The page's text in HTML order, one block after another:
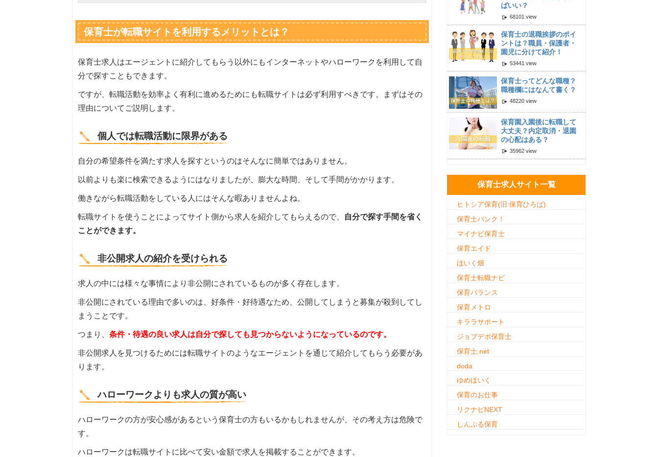
保育士が転職サイトを利用するメリットとは？
保育士求人はエージェントに紹介してもらう以外にもインターネットやハローワークを利用して自
分で探すこともできます。
ですが、転職活動を効率よく有利に進めるためにも転職サイトは必ず利用すべきです。まずはその
理由についてご説明します。
個人では転職活動に限界がある
自分の希望条件を満たす求人を探すというのはそんなに簡単ではありません。
以前よりも楽に検索できるようにはなりましたが、膨大な時間、そして手間がかかります。
働きながら転職活動をしている人にはそんな暇ありませんよね。
転職サイトを使うことによってサイト側から求人を紹介してもらえるので、
自分で探す手間を省く
ことができます。
非公開求人の紹介を受けられる
求人の中には様々な事情により非公開にされているものが多く存在します。
非公開にされている理由で多いのは、好条件・好待遇なため、公開してしまうと募集が殺到してし
まうことです。
つまり、 条件・待遇の良い求人は自分で探しても見つからないようになっているのです。
非公開求人を見つけるためには転職サイトのようなエージェントを通じて紹介してもらう必要があ
ります。
ハローワークよりも求人の質が高い
ハローワークの方が安心感があるという保育士の方もいるかもしれませんが、その考え方は危険で
す。
ハローワークは転職サイトに比べて安い金額で求人を掲載することができます。
ばいい？
68101 view
保育士の退職挨拶のポイ
ントは？職員・保護者・
園児に分けて紹介！
53441 view
保育士ってどんな職種？
職種欄にはなんて書く？
48220 view
保育園入園後に転職して
大丈夫？内定取消・退園
の心配はある？
35962 view
保育士求人サイト一覧
ヒトシア保育(旧:保育ひろば)
保育士バンク！
マイナビ保育士
保育エイド
ほいく畑
保育士転職ナビ
保育バランス
保育メトロ
キララサポート
ジョブデポ保育士
保育士.net
doda
ゆめほいく
保育のお仕事
リクナビNEXT
しんぷる保育